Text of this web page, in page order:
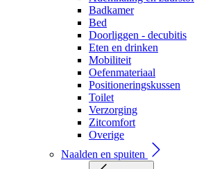
Badkamer
Bed
Doorliggen - decubitis
Eten en drinken
Mobiliteit
Oefenmateriaal
Positioneringskussen
Toilet
Verzorging
Zitcomfort
Overige
Naalden en spuiten